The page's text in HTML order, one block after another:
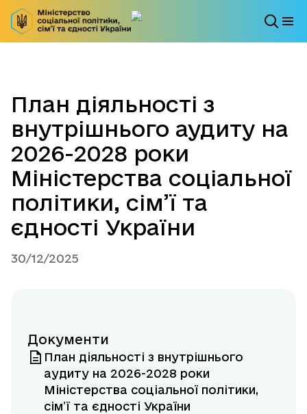
План діяльності з
внутрішнього аудиту на
2026-2028 роки
Міністерства соціальної
політики, сім’ї та
єдності України
30/12/2025
Документи
План діяльності з внутрішнього
аудиту на 2026-2028 роки
Міністерства соціальної політики,
сім’ї та єдності України